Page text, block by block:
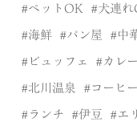
ペットOK 犬連れ
海鮮 パン屋 中
ビュッフェ カレー
北川温泉 コーヒー
ランチ 伊豆 エ